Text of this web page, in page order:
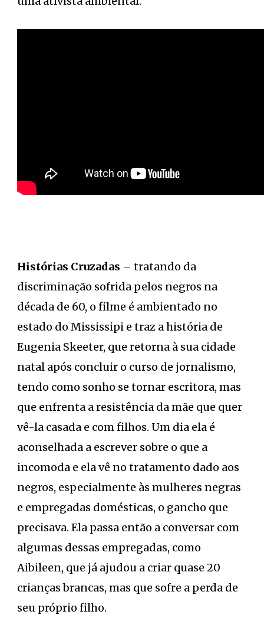
Histórias Cruzadas – tratando da
discriminação sofrida pelos negros na
década de 60, o filme é ambientado no
estado do Mississipi e traz a história de
Eugenia Skeeter, que retorna à sua cidade
natal após concluir o curso de jornalismo,
tendo como sonho se tornar escritora, mas
que enfrenta a resistência da mãe que quer
vê-la casada e com filhos. Um dia ela é
aconselhada a escrever sobre o que a
incomoda e ela vê no tratamento dado aos
negros, especialmente às mulheres negras
e empregadas domésticas, o gancho que
precisava. Ela passa então a conversar com
algumas dessas empregadas, como
Aibileen, que já ajudou a criar quase 20
crianças brancas, mas que sofre a perda de
seu próprio filho.